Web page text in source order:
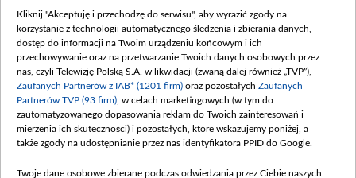
Procedura zgłoszeń wewnętrznych
Kliknij "Akceptuję i przechodzę do serwisu", aby wyrazić zgody na
korzystanie z technologii automatycznego śledzenia i zbierania danych,
dostęp do informacji na Twoim urządzeniu końcowym i ich
przechowywanie oraz na przetwarzanie Twoich danych osobowych przez
nas, czyli Telewizję Polską S.A. w likwidacji (zwaną dalej również „TVP”),
Zaufanych Partnerów z IAB* (1201 firm) oraz pozostałych Zaufanych
Partnerów TVP (93 firm) , w celach marketingowych (w tym do
zautomatyzowanego dopasowania reklam do Twoich zainteresowań i
mierzenia ich skuteczności) i pozostałych, które wskazujemy poniżej, a
także zgody na udostępnianie przez nas identyfikatora PPID do Google.
Twoje dane osobowe zbierane podczas odwiedzania przez Ciebie naszych